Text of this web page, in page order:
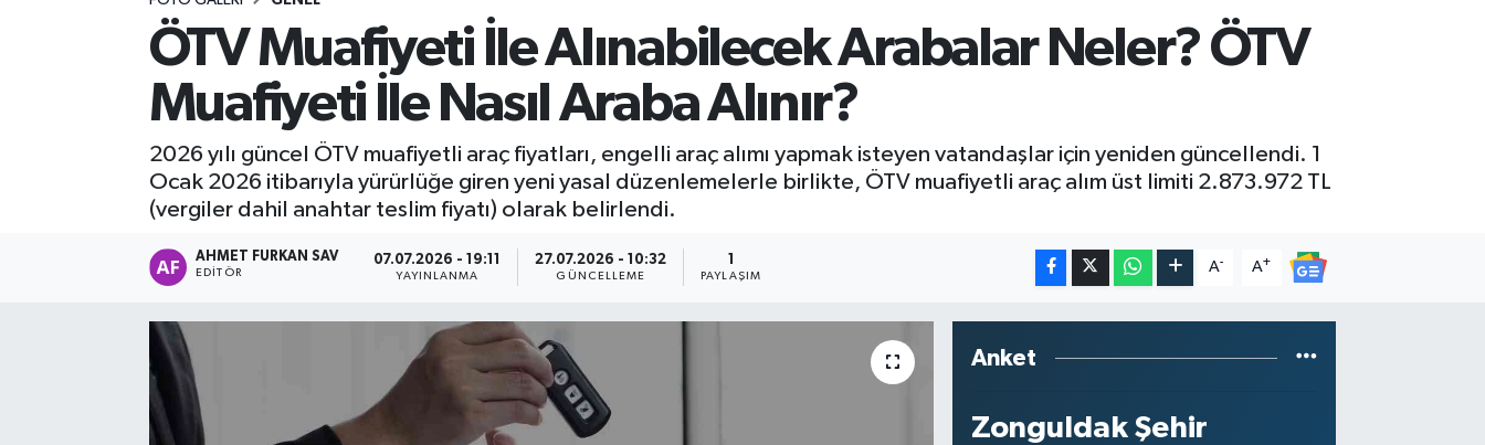
ÖTV Muafiyeti İle Alınabilecek Arabalar Neler? ÖTV
Muafiyeti İle Nasıl Araba Alınır?
2026 yılı güncel ÖTV muafiyetli araç fiyatları, engelli araç alımı yapmak isteyen vatandaşlar için yeniden güncellendi. 1
Ocak 2026 itibarıyla yürürlüğe giren yeni yasal düzenlemelerle birlikte, ÖTV muafiyetli araç alım üst limiti 2.873.972 TL
(vergiler dahil anahtar teslim fiyatı) olarak belirlendi.
AHMET FURKAN SAV
EDITÖR
07.07.2026 - 19:11
YAYINLANMA
27.07.2026 - 10:32
GÜNCELLEME
1
PAYLAŞIM
A- A+
Anket
Zonguldak Şehir
GÖKÇEBEY
KARABÜK
KASTAMONU